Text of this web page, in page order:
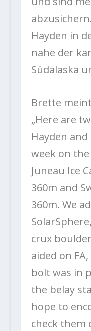
Hayden in
nahe der
Südalaska
Brette
„Here are
Hayden
week on
Juneau Ice
360m and
360m. We
crux
aided on
bolt was in
the belay
hope to
check them